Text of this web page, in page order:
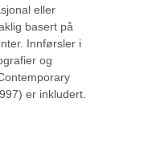
eller
basert på
Innførsler i
og
er inkludert.